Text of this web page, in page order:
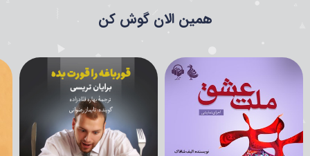
همین الان گوش کن
آخرین مطالب وبلاگ